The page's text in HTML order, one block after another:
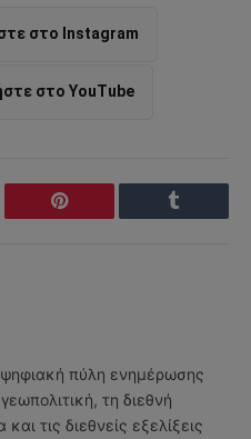
στο Instagram
στο YouTube
Pinterest Tumblr
ψηφιακή πύλη ενημέρωσης
τη διεθνή
τις διεθνείς εξελίξεις